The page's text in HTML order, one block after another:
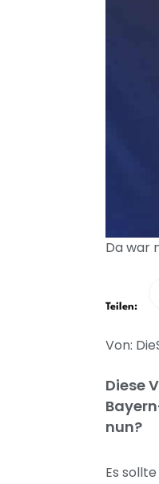
Da war
Teilen:
Von:
Diese
nun?
Es